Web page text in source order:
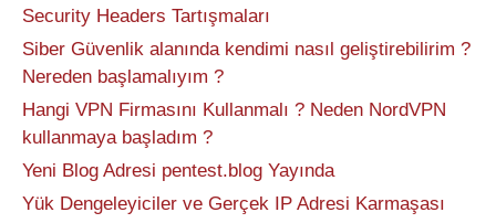
Security Headers Tartışmaları
Siber Güvenlik alanında kendimi nasıl geliştirebilirim ?
Nereden başlamalıyım ?
Hangi VPN Firmasını Kullanmalı ? Neden NordVPN
kullanmaya başladım ?
Yeni Blog Adresi pentest.blog Yayında
Yük Dengeleyiciler ve Gerçek IP Adresi Karmaşası